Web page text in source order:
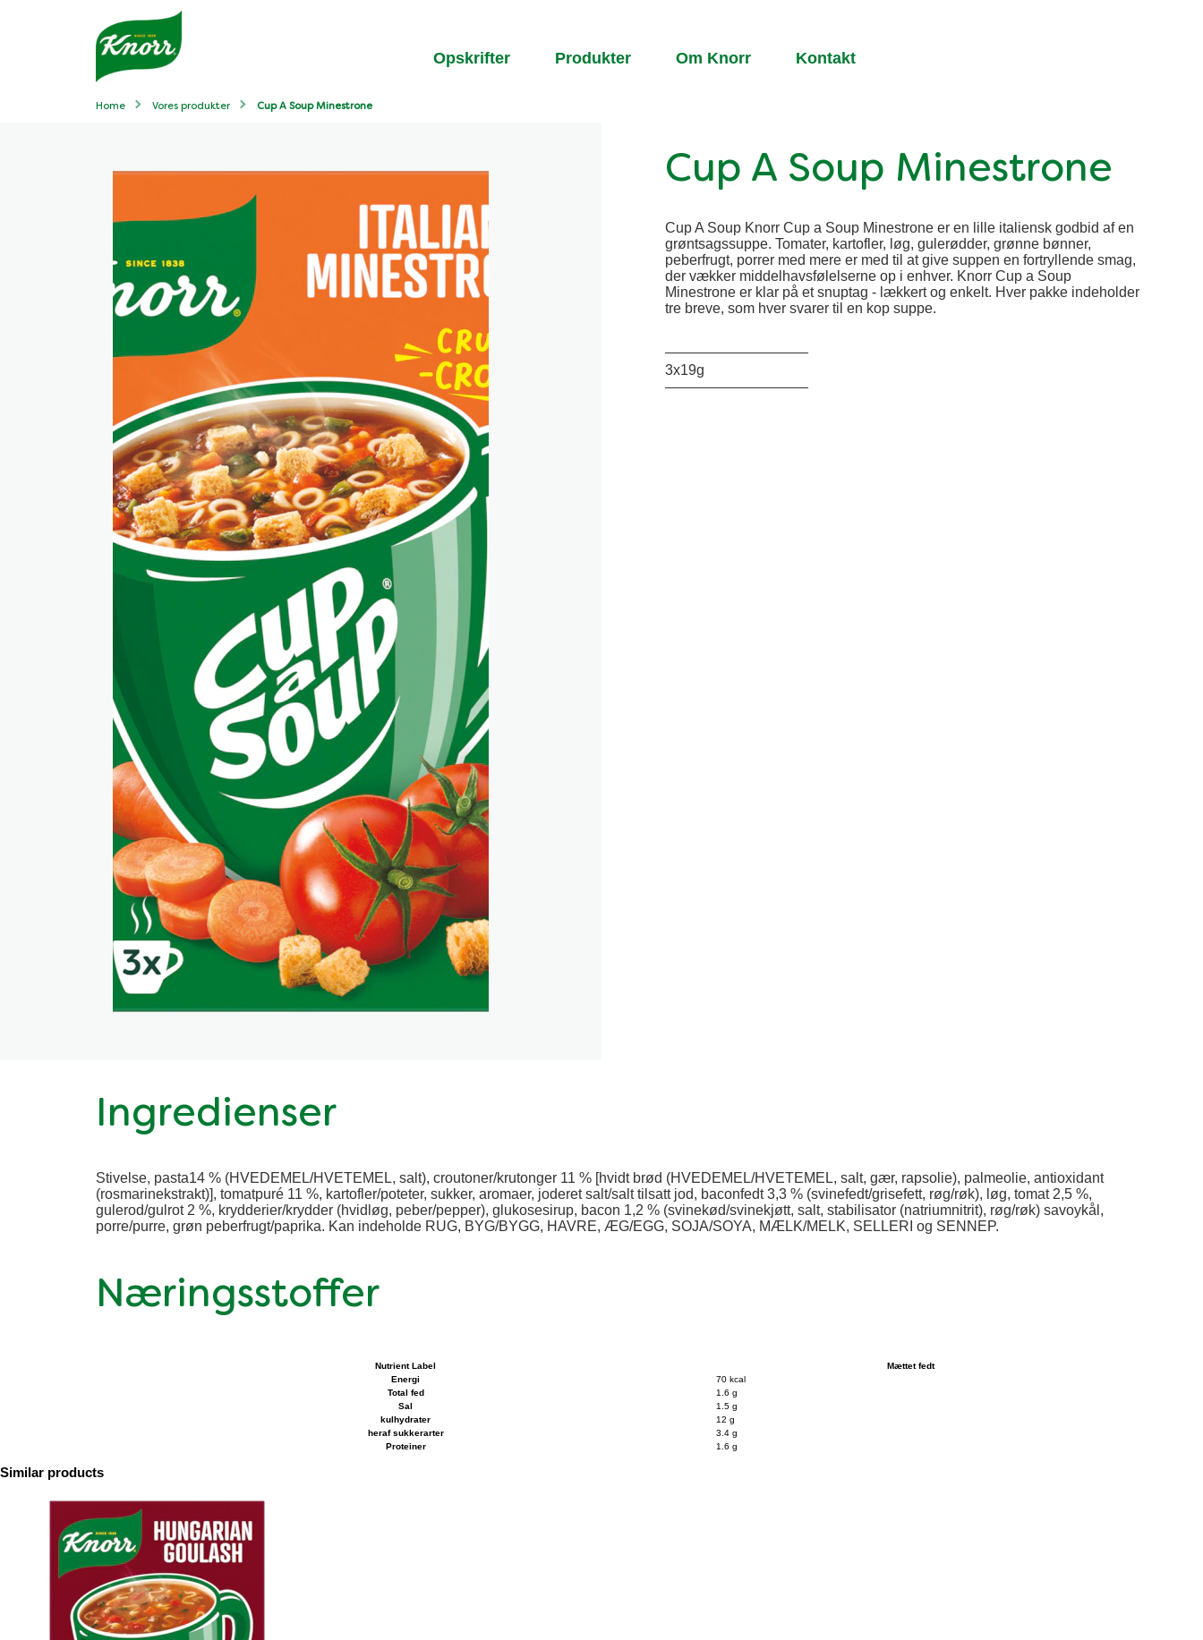
Opskrifter Produkter Om Knorr Kontakt
Home Vores produkter Cup A Soup Minestrone
Cup A Soup Minestrone
Cup A Soup Knorr Cup a Soup Minestrone er en lille italiensk godbid af en
grøntsagssuppe. Tomater, kartofler, løg, gulerødder, grønne bønner,
peberfrugt, porrer med mere er med til at give suppen en fortryllende smag,
der vækker middelhavsfølelserne op i enhver. Knorr Cup a Soup
Minestrone er klar på et snuptag - lækkert og enkelt. Hver pakke indeholder
tre breve, som hver svarer til en kop suppe.
3x19g
Ingredienser
Stivelse, pasta14 % (HVEDEMEL/HVETEMEL, salt), croutoner/krutonger 11 % [hvidt brød (HVEDEMEL/HVETEMEL, salt, gær, rapsolie), palmeolie, antioxidant
(rosmarinekstrakt)], tomatpuré 11 %, kartofler/poteter, sukker, aromaer, joderet salt/salt tilsatt jod, baconfedt 3,3 % (svinefedt/grisefett, røg/røk), løg, tomat 2,5 %,
gulerod/gulrot 2 %, krydderier/krydder (hvidløg, peber/pepper), glukosesirup, bacon 1,2 % (svinekød/svinekjøtt, salt, stabilisator (natriumnitrit), røg/røk) savoykål,
porre/purre, grøn peberfrugt/paprika. Kan indeholde RUG, BYG/BYGG, HAVRE, ÆG/EGG, SOJA/SOYA, MÆLK/MELK, SELLERI og SENNEP.
Næringsstoffer
Nutrient Label
Mættet fedt
Energi
70 kcal
Total fed
1.6 g
Sal
1.5 g
kulhydrater
12 g
heraf sukkerarter
3.4 g
Proteiner
1.6 g
Similar products